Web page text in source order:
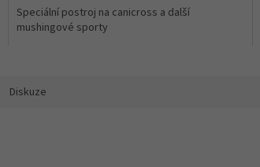
Speciální postroj na canicross a další
mushingové sporty
Diskuze